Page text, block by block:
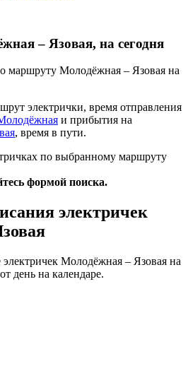
– Язовая, на сегодня
маршруту Молодёжная – Язовая на
электрички, время отправления
и прибытия на
, время в пути.
по выбранному маршруту
формой поиска.
электричек
Молодёжная – Язовая на
день на календаре.